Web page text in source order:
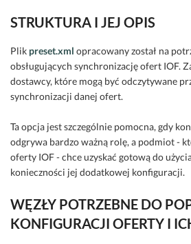
STRUKTURA I JEJ OPIS
Plik preset.xml opracowany został na
obsługujących synchronizację ofert IOF.
dostawcy, które mogą być odczytywane
synchronizacji danej ofert.
Ta opcja jest szczególnie pomocna, gdy
odgrywa bardzo ważną rolę, a podmiot -
oferty IOF - chce uzyskać gotową do
konieczności jej dodatkowej konfiguracji.
WĘZŁY POTRZEBNE DO
KONFIGURACJI OFERTY I